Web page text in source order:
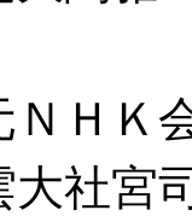
ＮＨ
大社